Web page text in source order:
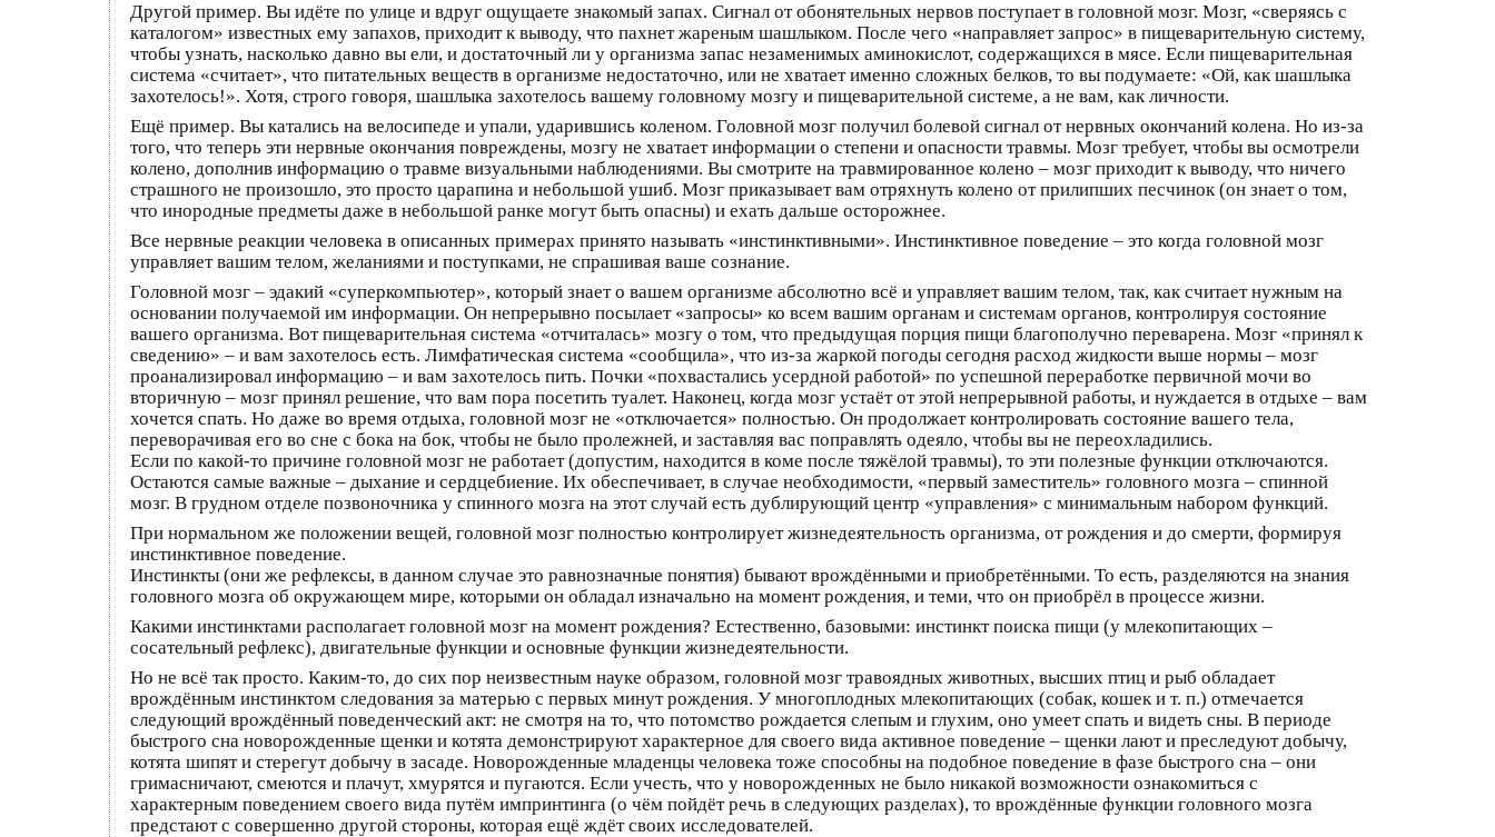
Другой пример. Вы идёте по улице и вдруг ощущаете знакомый запах. Сигнал от обонятельных нервов поступает в головной мозг. Мозг, «сверяясь с
каталогом» известных ему запахов, приходит к выводу, что пахнет жареным шашлыком. После чего «направляет запрос» в пищеварительную систему,
чтобы узнать, насколько давно вы ели, и достаточный ли у организма запас незаменимых аминокислот, содержащихся в мясе. Если пищеварительная
система «считает», что питательных веществ в организме недостаточно, или не хватает именно сложных белков, то вы подумаете: «Ой, как шашлыка
захотелось!». Хотя, строго говоря, шашлыка захотелось вашему головному мозгу и пищеварительной системе, а не вам, как личности.
Ещё пример. Вы катались на велосипеде и упали, ударившись коленом. Головной мозг получил болевой сигнал от нервных окончаний колена. Но из-за
того, что теперь эти нервные окончания повреждены, мозгу не хватает информации о степени и опасности травмы. Мозг требует, чтобы вы осмотрели
колено, дополнив информацию о травме визуальными наблюдениями. Вы смотрите на травмированное колено – мозг приходит к выводу, что ничего
страшного не произошло, это просто царапина и небольшой ушиб. Мозг приказывает вам отряхнуть колено от прилипших песчинок (он знает о том,
что инородные предметы даже в небольшой ранке могут быть опасны) и ехать дальше осторожнее.
Все нервные реакции человека в описанных примерах принято называть «инстинктивными». Инстинктивное поведение – это когда головной мозг
управляет вашим телом, желаниями и поступками, не спрашивая ваше сознание.
Головной мозг – эдакий «суперкомпьютер», который знает о вашем организме абсолютно всё и управляет вашим телом, так, как считает нужным на
основании получаемой им информации. Он непрерывно посылает «запросы» ко всем вашим органам и системам органов, контролируя состояние
вашего организма. Вот пищеварительная система «отчиталась» мозгу о том, что предыдущая порция пищи благополучно переварена. Мозг «принял к
сведению» – и вам захотелось есть. Лимфатическая система «сообщила», что из-за жаркой погоды сегодня расход жидкости выше нормы – мозг
проанализировал информацию – и вам захотелось пить. Почки «похвастались усердной работой» по успешной переработке первичной мочи во
вторичную – мозг принял решение, что вам пора посетить туалет. Наконец, когда мозг устаёт от этой непрерывной работы, и нуждается в отдыхе – вам
хочется спать. Но даже во время отдыха, головной мозг не «отключается» полностью. Он продолжает контролировать состояние вашего тела,
переворачивая его во сне с бока на бок, чтобы не было пролежней, и заставляя вас поправлять одеяло, чтобы вы не переохладились.
Если по какой-то причине головной мозг не работает (допустим, находится в коме после тяжёлой травмы), то эти полезные функции отключаются.
Остаются самые важные – дыхание и сердцебиение. Их обеспечивает, в случае необходимости, «первый заместитель» головного мозга – спинной
мозг. В грудном отделе позвоночника у спинного мозга на этот случай есть дублирующий центр «управления» с минимальным набором функций.
При нормальном же положении вещей, головной мозг полностью контролирует жизнедеятельность организма, от рождения и до смерти, формируя
инстинктивное поведение.
Инстинкты (они же рефлексы, в данном случае это равнозначные понятия) бывают врождёнными и приобретёнными. То есть, разделяются на знания
головного мозга об окружающем мире, которыми он обладал изначально на момент рождения, и теми, что он приобрёл в процессе жизни.
Какими инстинктами располагает головной мозг на момент рождения? Естественно, базовыми: инстинкт поиска пищи (у млекопитающих –
сосательный рефлекс), двигательные функции и основные функции жизнедеятельности.
Но не всё так просто. Каким-то, до сих пор неизвестным науке образом, головной мозг травоядных животных, высших птиц и рыб обладает
врождённым инстинктом следования за матерью с первых минут рождения. У многоплодных млекопитающих (собак, кошек и т. п.) отмечается
следующий врождённый поведенческий акт: не смотря на то, что потомство рождается слепым и глухим, оно умеет спать и видеть сны. В периоде
быстрого сна новорожденные щенки и котята демонстрируют характерное для своего вида активное поведение – щенки лают и преследуют добычу,
котята шипят и стерегут добычу в засаде. Новорожденные младенцы человека тоже способны на подобное поведение в фазе быстрого сна – они
гримасничают, смеются и плачут, хмурятся и пугаются. Если учесть, что у новорожденных не было никакой возможности ознакомиться с
характерным поведением своего вида путём импринтинга (о чём пойдёт речь в следующих разделах), то врождённые функции головного мозга
предстают с совершенно другой стороны, которая ещё ждёт своих исследователей.